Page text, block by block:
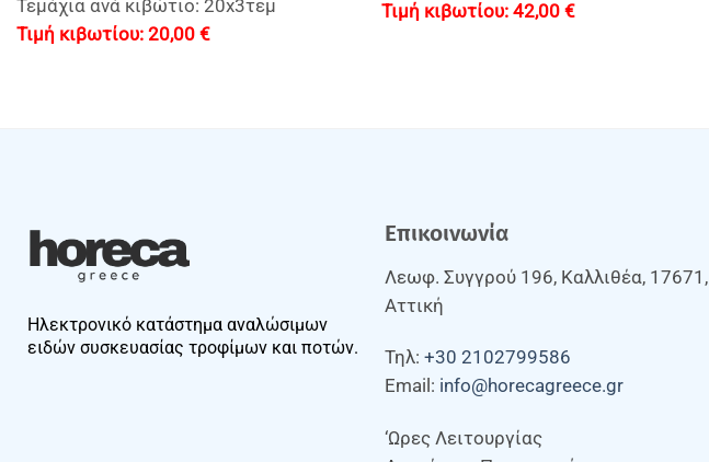
Τεμάχια ανά κιβώτιο: 20x3τεμ
20,00 €
42,00€
Ηλεκτρονικό κατάστημα αναλώσιμων
ειδών συσκευασίας τροφίμων και ποτών.
Επικοινωνία
Λεωφ. Συγγρού 196, Καλλιθέα, 17671,
Αττική
Τηλ: +30 2102799586
Email: info@horecagreece.gr
‘Ωρες Λειτουργίας